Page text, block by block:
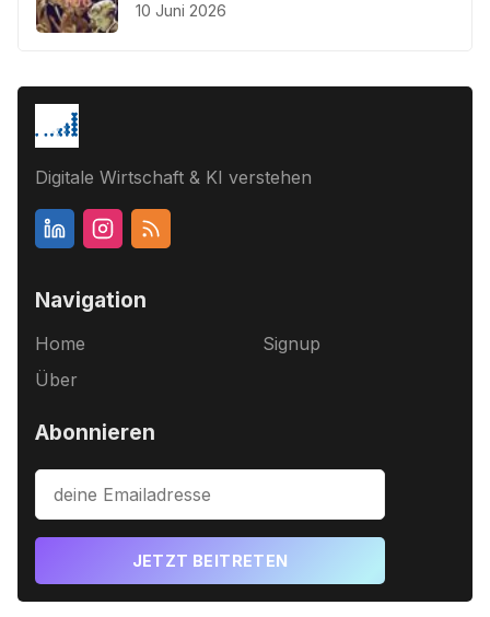
10 Juni 2026
Digitale Wirtschaft & KI verstehen
Navigation
Home
Über
Signup
Abonnieren
JETZT BEITRETEN